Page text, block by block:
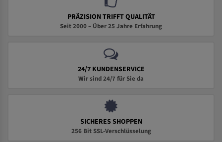
PRÄZISION TRIFFT QUALITÄT
Seit 2000 – Über 25 Jahre Erfahrung
24/7 KUNDENSERVICE
Wir sind 24/7 für Sie da
SICHERES SHOPPEN
256 Bit SSL-Verschlüsselung